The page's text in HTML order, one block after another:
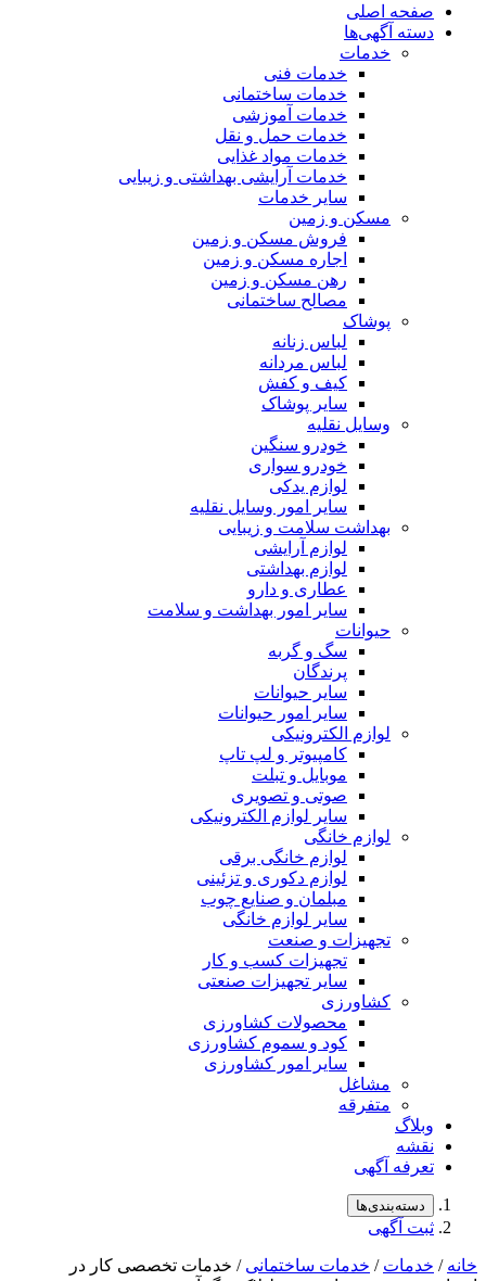
صفحه اصلی
دسته آگهی‌ها
خدمات
خدمات فنی
خدمات ساختمانی
خدمات آموزشی
خدمات حمل و نقل
خدمات مواد غذایی
خدمات آرایشی بهداشتی و زیبایی
سایر خدمات
مسکن و زمین
فروش مسکن و زمین
اجاره مسکن و زمین
رهن مسکن و زمین
مصالح ساختمانی
پوشاک
لباس زنانه
لباس مردانه
کیف و کفش
سایر پوشاک
وسایل نقلیه
خودرو سنگین
خودرو سواری
لوازم یدکی
سایر امور وسایل نقلیه
بهداشت سلامت و زیبایی
لوازم آرایشی
لوازم بهداشتی
عطاری و دارو
سایر امور بهداشت و سلامت
حیوانات
سگ و گربه
پرندگان
سایر حیوانات
سایر امور حیوانات
لوازم الکترونیکی
کامپیوتر و لپ تاپ
موبایل و تبلت
صوتی و تصویری
سایر لوازم الکترونیکی
لوازم خانگی
لوازم خانگی برقی
لوازم دکوری و تزئینی
مبلمان و صنایع چوب
سایر لوازم خانگی
تجهیزات و صنعت
تجهیزات کسب و کار
سایر تجهیزات صنعتی
کشاورزی
محصولات کشاورزی
کود و سموم کشاورزی
سایر امور کشاورزی
مشاغل
متفرقه
وبلاگ
نقشه
تعرفه آگهی
دسته‌بندی‌ها
ثبت آگهی
خانه/ خدمات/ خدمات ساختمانی / خدمات تخصصی کار در